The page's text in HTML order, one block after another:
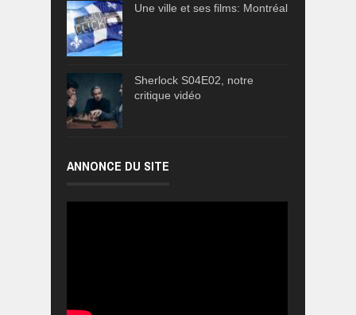
Une ville et ses films: Montréal
Sherlock S04E02, notre
critique vidéo
ANNONCE DU SITE